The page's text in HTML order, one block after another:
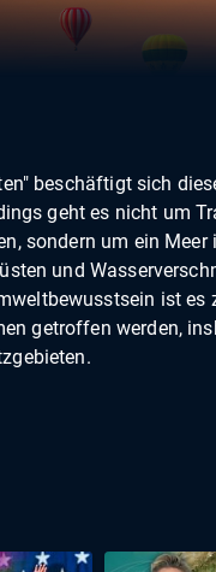
beschäftigt sich
geht es nicht um
sondern um ein
und
ist es
getroffen werden,